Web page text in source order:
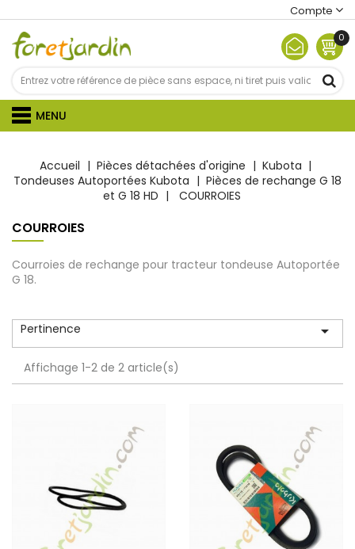
Compte
0
MENU
Accueil Pièces détachées d'origine
Kubota
Tondeuses Autoportées Kubota
Pièces de rechange G 18
et G 18 HD
COURROIES
COURROIES
Courroies de rechange pour tracteur tondeuse Autoportée
G 18.
Pertinence 
Affichage 1-2 de 2 article(s)